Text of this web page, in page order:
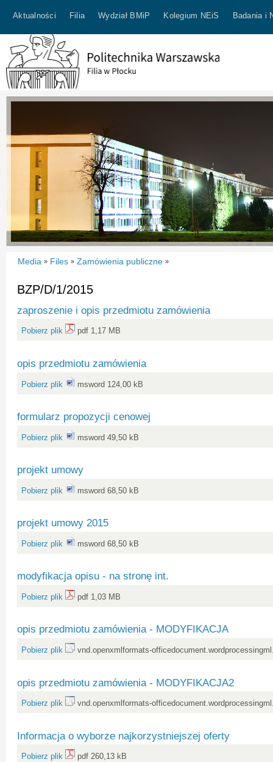
Aktualności Filia Wydział BMiP Kolegium NEiS Badania i
Media » Files » Zamówienia publiczne »
BZP/D/1/2015
zaproszenie i opis przedmiotu zamówienia
Pobierz plik pdf 1,17 MB
opis przedmiotu zamówienia
Pobierz plik msword 124,00 kB
formularz propozycji cenowej
Pobierz plik msword 49,50 kB
projekt umowy
Pobierz plik msword 68,50 kB
projekt umowy 2015
Pobierz plik msword 68,50 kB
modyfikacja opisu - na stronę int.
Pobierz plik pdf 1,03 MB
opis przedmiotu zamówienia - MODYFIKACJA
Pobierz plik vnd.openxmlformats-
opis przedmiotu zamówienia - MODYFIKACJA2
Pobierz plik vnd.openxmlformats-
Informacja o wyborze najkorzystniejszej oferty
Pobierz plik pdf 260,13 kB